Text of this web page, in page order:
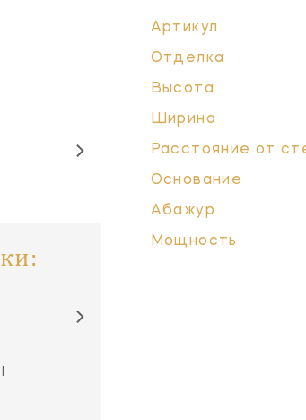
Артикул
Отделка
Высота
Ширина
Расстояние от
Основание
Абажур
Мощность